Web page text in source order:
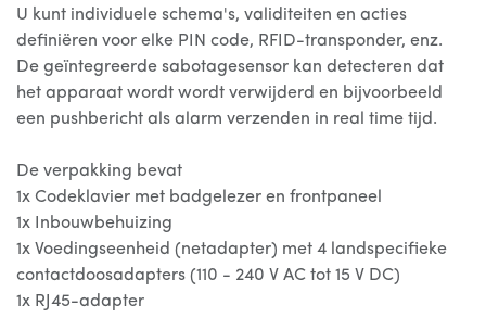
U kunt individuele schema's, validiteiten en acties
definiëren voor elke PIN code, RFID-transponder, enz.
De geïntegreerde sabotagesensor kan detecteren dat
het apparaat wordt wordt verwijderd en bijvoorbeeld
een pushbericht als alarm verzenden in real time tijd.
De verpakking bevat
1x Codeklavier met badgelezer en frontpaneel
1x Inbouwbehuizing
1x Voedingseenheid (netadapter) met 4 landspecifieke
contactdoosadapters (110 - 240 V AC tot 15 V DC)
1x RJ45-adapter